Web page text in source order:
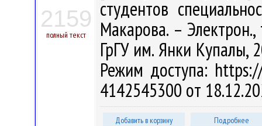
2159
полный текст
студентов
Макарова. –
ГрГУ им. Янки Купалы,
Режим доступа:
4142545300 от
Добавить в корзину Подробнее